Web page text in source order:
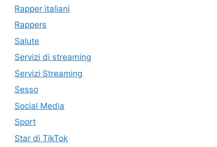
Rapper italiani
Rappers
Salute
Servizi di streaming
Servizi Streaming
Sesso
Social Media
Sport
Star di TikTok